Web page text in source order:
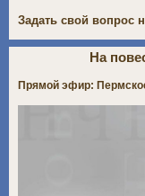
Задать свой вопрос
На
Прямой эфир: